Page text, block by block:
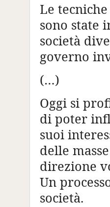
Le
sono state
società
governo
(…)
Oggi si
di poter
suoi
delle
direzione
Un
società.